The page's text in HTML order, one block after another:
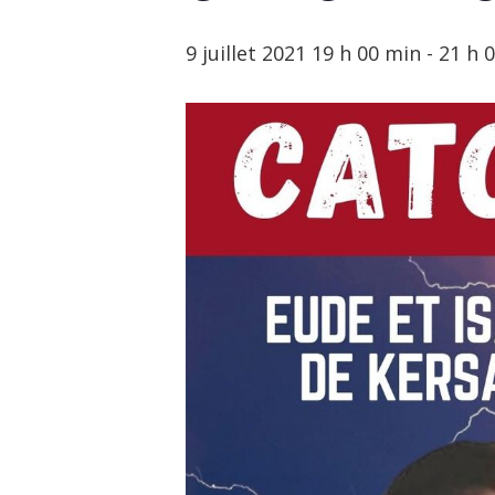
9 juillet 2021 19 h 00 min - 21 h